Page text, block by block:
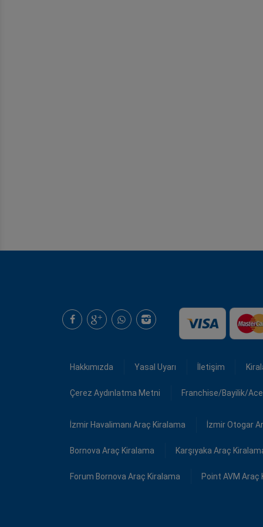
Hakkımızda Yasal Uyarı İletişim
Çerez Aydınlatma Metni Franchise/Bayilik/
İzmir Havalimanı Araç Kiralama İzmir Otogar
Bornova Araç Kiralama Karşıyaka Araç
Forum Bornova Araç Kiralama Point AVM Araç